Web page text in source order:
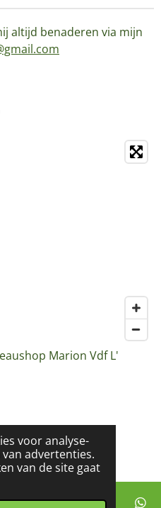
voor analyse-
advertenties.
van de site gaat
altijd benaderen via mijn
Marion Vdf L'